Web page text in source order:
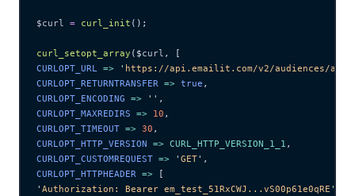
$curl = curl_init ();
curl_setopt_array ($curl ,
[
CURLOPT_URL => ' https://api.emailit.com/v2/audiences/
CURLOPT_RETURNTRANSFER => true ,
CURLOPT_ENCODING => '' ,
CURLOPT_MAXREDIRS => 10 ,
CURLOPT_TIMEOUT => 30 ,
CURLOPT_HTTP_VERSION => CURL_HTTP_VERSION_1_1 ,
CURLOPT_CUSTOMREQUEST => ' GET' ,
CURLOPT_HTTPHEADER => [
' Authorization: Bearer em_test_51RxCWJ...vS00p61e0qRE '